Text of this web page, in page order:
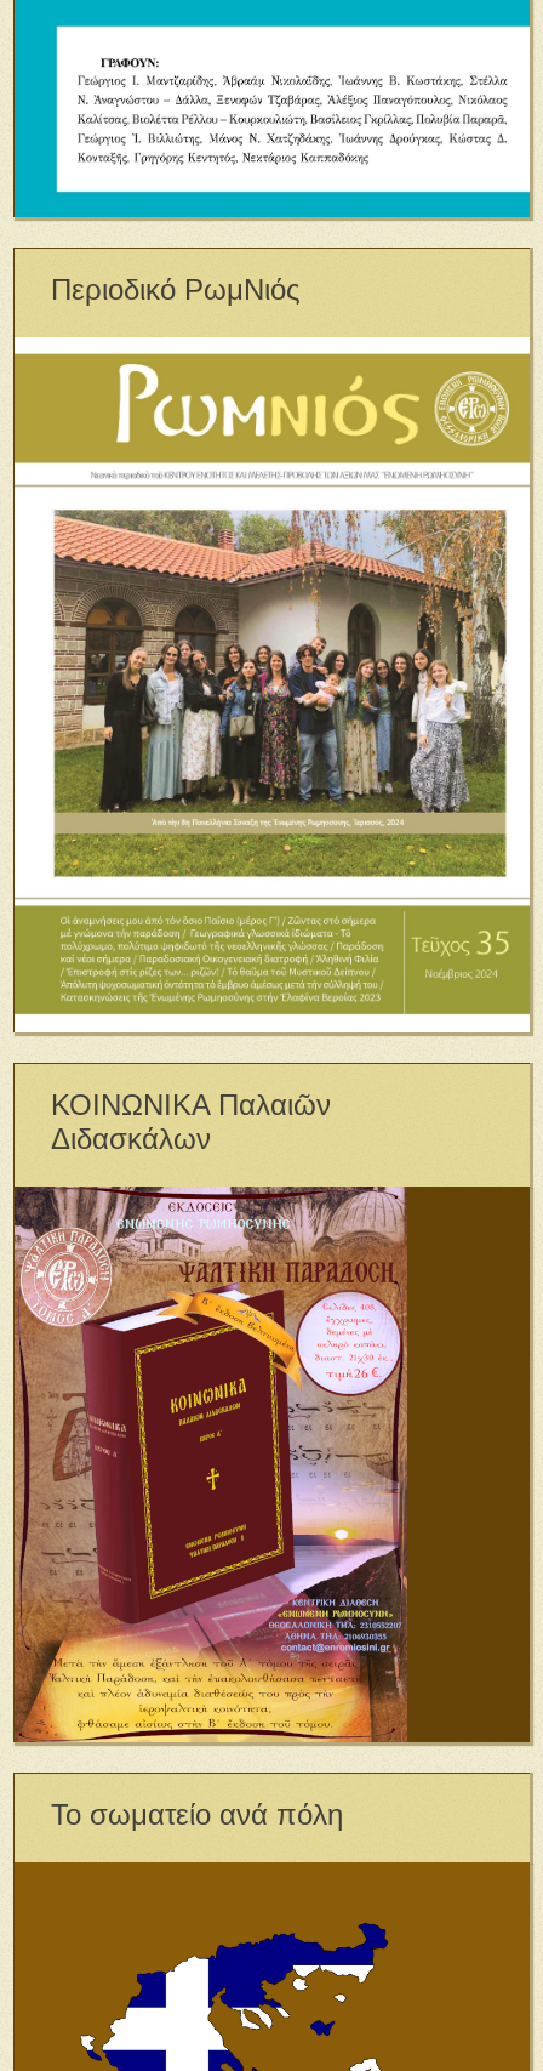
Περιοδικό ΡωμΝιός
ΚΟΙΝΩΝΙΚΑ Παλαιῶν
Διδασκάλων
Το σωματείο ανά πόλη